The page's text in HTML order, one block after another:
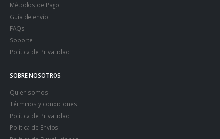
Métodos de Pago
Guía de envío
FAQs
Soporte
Política de Privacidad
SOBRE NOSOTROS
Quien somos
Términos y condiciones
Política de Privacidad
Política de Envíos